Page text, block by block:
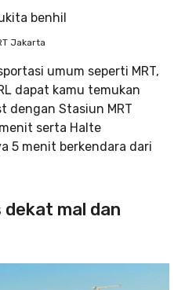
Jakarta
umum seperti MRT,
dapat kamu temukan
dengan Stasiun MRT
serta Halte
5 menit berkendara dari
mal dan